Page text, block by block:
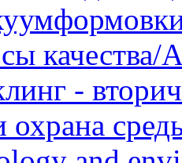
качества/
-
охрана